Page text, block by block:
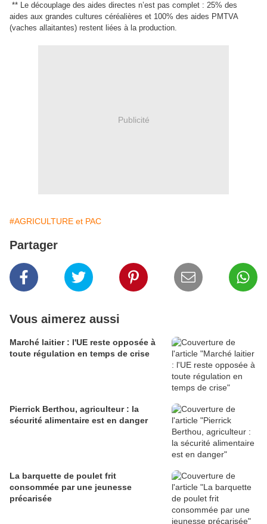
** Le découplage des aides directes n’est pas complet : 25% des
aides aux grandes cultures céréalières et 100% des aides PMTVA
(vaches allaitantes) restent liées à la production.
Publicité
#AGRICULTURE et PAC
Partager
Vous aimerez aussi
Marché laitier : l'UE reste opposée à
toute régulation en temps de crise
Pierrick Berthou, agriculteur : la
sécurité alimentaire est en danger
La barquette de poulet frit
consommée par une jeunesse
précarisée